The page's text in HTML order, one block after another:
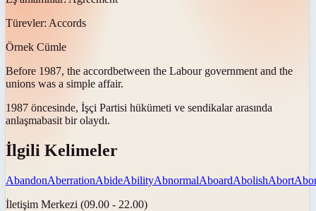
Türevler: Accords
Örnek Cümle
Before 1987, the accordbetween the Labour government and the
unions was a simple affair.
1987 öncesinde, İşçi Partisi hükümeti ve sendikalar arasında
anlaşmabasit bir olaydı.
İlgili Kelimeler
AbandonAberrationAbideAbilityAbnormalAboardAbolishAbort
İletişim Merkezi (09.00 - 22.00)